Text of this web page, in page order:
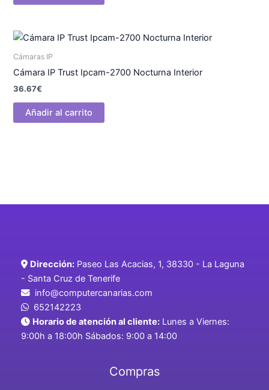
Cámaras IP
Cámara IP Trust Ipcam-2700 Nocturna Interior
36.67€
Añadir al carrito
Dirección: Paseo Las Acacias, 1, 38330 - La Laguna
- Santa Cruz de Tenerife
info@computercanarias.com
652142223
Horario de atención al cliente: Lunes a Viernes:
9:00h a 18:00h Sábados: 9:00 a 14:00
Compras